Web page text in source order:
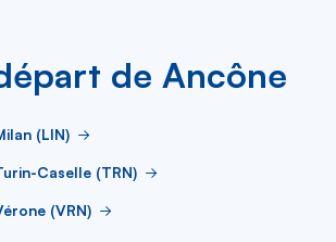
de Ancône
(LIN)
Caselle (TRN)
(VRN)